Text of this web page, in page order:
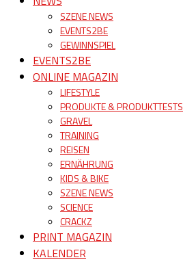
SZENE NEWS
EVENTS2BE
GEWINNSPIEL
EVENTS2BE
ONLINE MAGAZIN
LIFESTYLE
PRODUKTE & PRODUKTTESTS
GRAVEL
TRAINING
REISEN
ERNÄHRUNG
KIDS & BIKE
SZENE NEWS
SCIENCE
CRACKZ
PRINT MAGAZIN
KALENDER